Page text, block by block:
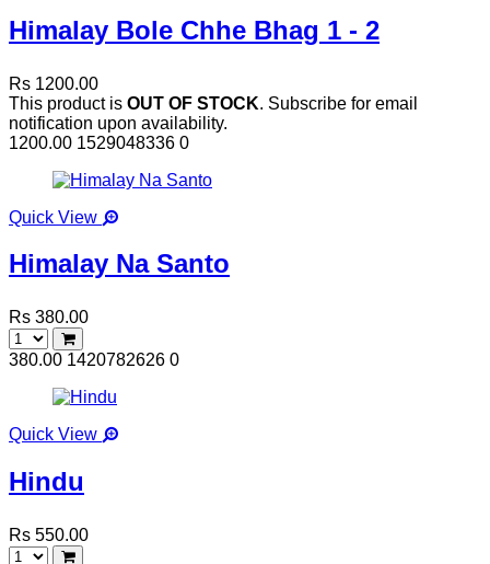
Himalay Bole Chhe Bhag 1 - 2
Rs 1200.00
This product is OUT OF STOCK. Subscribe for email
notification upon availability.
1200.00 1529048336 0
Quick View
Himalay Na Santo
Rs 380.00
380.00 1420782626 0
Quick View
Hindu
Rs 550.00